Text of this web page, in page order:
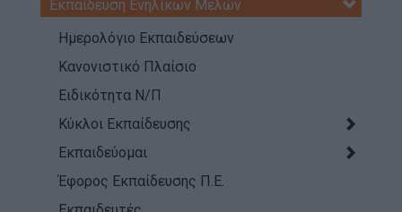
Earth Tribe
Ομάδα Διάσωσης Άγριας Ζωής
#HeForShe
Πώς να συμμετέχετε
Βρείτε μας
Νέα & Blog
Εκπαίδευση Ενηλίκων Μελών
Ημερολόγιο Εκπαιδεύσεων
Κανονιστικό Πλαίσιο
Ειδικότητα Ν/Π
Κύκλοι Εκπαίδευσης
Εκπαιδεύομαι
Έφορος Εκπαίδευσης Π.Ε.